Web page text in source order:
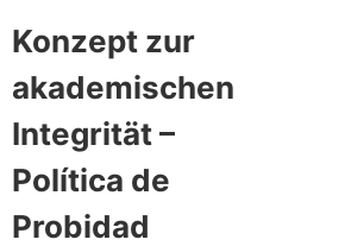
Konzept zur
akademischen
Integrität –
Política de
Probidad